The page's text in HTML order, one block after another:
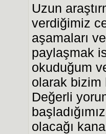
Uzun
verdiğimiz
aşamaları
paylaşmak
okuduğum
olarak bizim
Değerli
olacağı